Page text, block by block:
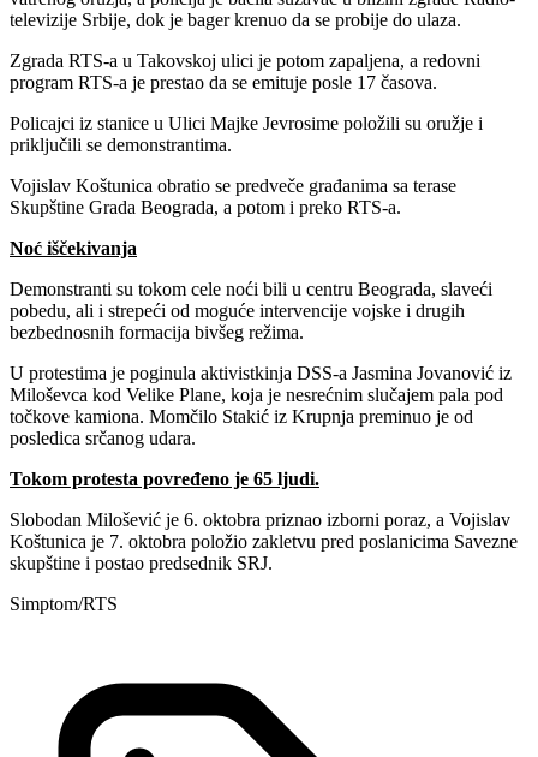
televizije Srbije, dok je bager krenuo da se probije do ulaza.
Zgrada RTS-a u Takovskoj ulici je potom zapaljena, a redovni
program RTS-a je prestao da se emituje posle 17 časova.
Policajci iz stanice u Ulici Majke Jevrosime položili su oružje i
priključili se demonstrantima.
Vojislav Koštunica obratio se predveče građanima sa terase
Skupštine Grada Beograda, a potom i preko RTS-a.
Noć iščekivanja
Demonstranti su tokom cele noći bili u centru Beograda, slaveći
pobedu, ali i strepeći od moguće intervencije vojske i drugih
bezbednosnih formacija bivšeg režima.
U protestima je poginula aktivistkinja DSS-a Jasmina Jovanović iz
Miloševca kod Velike Plane, koja je nesrećnim slučajem pala pod
točkove kamiona. Momčilo Stakić iz Krupnja preminuo je od
posledica srčanog udara.
Tokom protesta povređeno je 65 ljudi.
Slobodan Milošević je 6. oktobra priznao izborni poraz, a Vojislav
Koštunica je 7. oktobra položio zakletvu pred poslanicima Savezne
skupštine i postao predsednik SRJ.
Simptom/RTS